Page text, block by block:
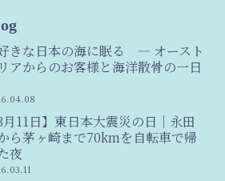
きな日本の海に眠る ― オースト
アからのお客様と海洋散骨の一日
3月11日】東日本大震災の日｜永田
ら茅ヶ崎まで70kmを自転車で帰
夜